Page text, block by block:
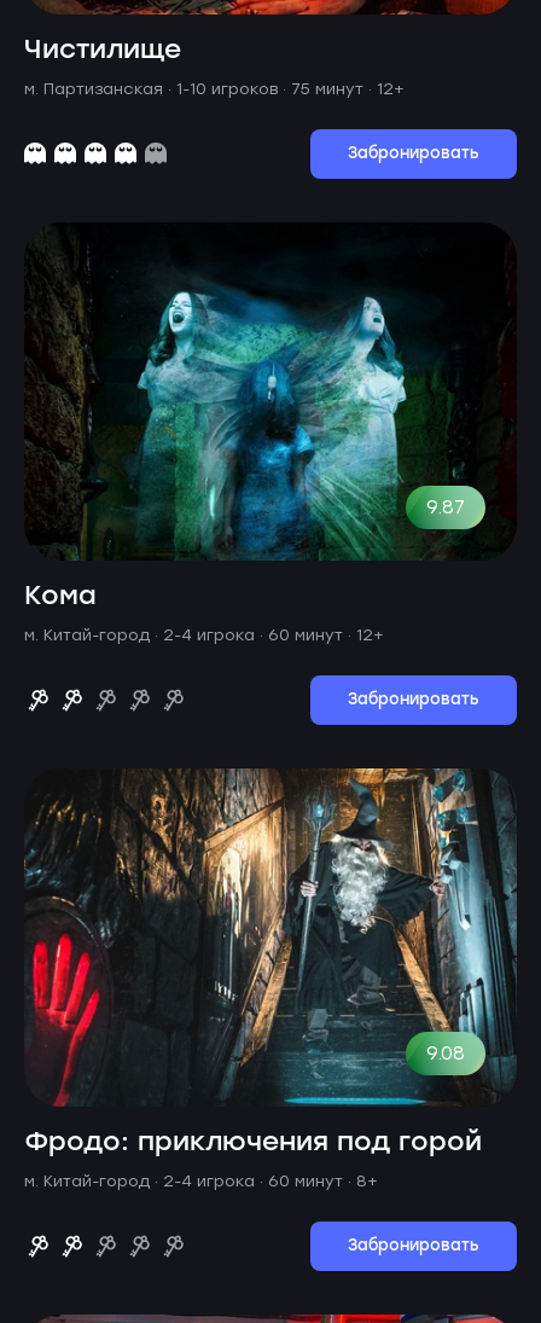
Чистилище
м. Партизанская · 1-10 игроков · 75 минут · 12+
Забронировать
9.87
Кома
м. Китай-город · 2-4 игрока · 60 минут · 12+
Забронировать
9.08
Фродо: приключения под горой
м. Китай-город · 2-4 игрока · 60 минут · 8+
Забронировать